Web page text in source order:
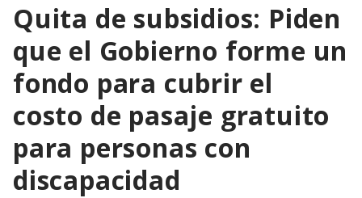
Quita de subsidios: Piden
que el Gobierno forme un
fondo para cubrir el
costo de pasaje gratuito
para personas con
discapacidad